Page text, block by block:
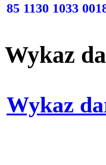
85 1130 1033
Wykaz
Wykaz